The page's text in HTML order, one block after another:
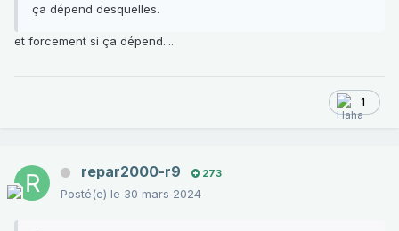
ça dépend desquelles.
et forcement si ça dépend....
1
repar2000-r9 273
Posté(e) le 30 mars 2024